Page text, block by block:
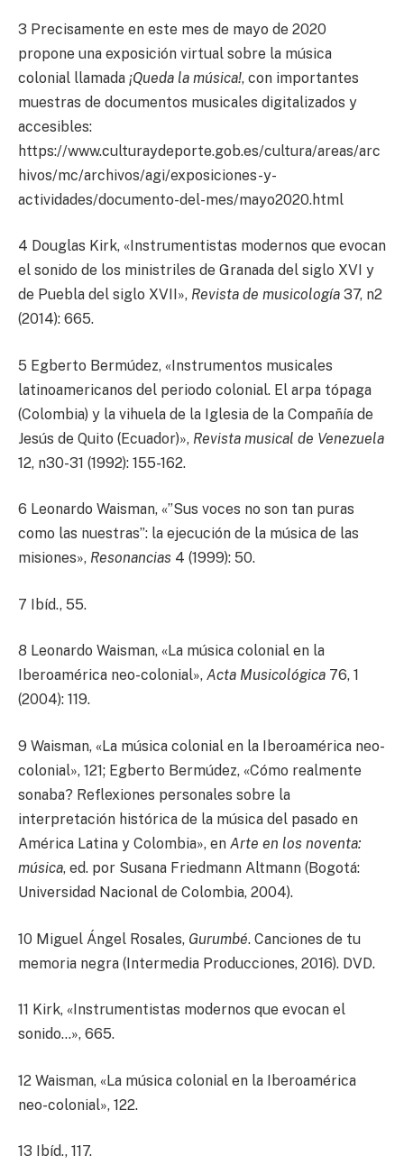
3 Precisamente en este mes de mayo de 2020
propone una exposición virtual sobre la música
colonial llamada ¡Queda la música!, con importantes
muestras de documentos musicales digitalizados y
accesibles:
https://www.culturaydeporte.gob.es/cultura/areas/arc
hivos/mc/archivos/agi/exposiciones-y-
actividades/documento-del-mes/mayo2020.html
4 Douglas Kirk, «Instrumentistas modernos que evocan
el sonido de los ministriles de Granada del siglo XVI y
de Puebla del siglo XVII», Revista de musicología 37, n2
(2014): 665.
5 Egberto Bermúdez, «Instrumentos musicales
latinoamericanos del periodo colonial. El arpa tópaga
(Colombia) y la vihuela de la Iglesia de la Compañía de
Jesús de Quito (Ecuador)», Revista musical de Venezuela
12, n30-31 (1992): 155-162.
6 Leonardo Waisman, «”Sus voces no son tan puras
como las nuestras”: la ejecución de la música de las
misiones», Resonancias 4 (1999): 50.
7 Ibíd., 55.
8 Leonardo Waisman, «La música colonial en la
Iberoamérica neo-colonial», Acta Musicológica 76, 1
(2004): 119.
9 Waisman, «La música colonial en la Iberoamérica neo-
colonial», 121; Egberto Bermúdez, «Cómo realmente
sonaba? Reflexiones personales sobre la
interpretación histórica de la música del pasado en
América Latina y Colombia», en Arte en los noventa:
música, ed. por Susana Friedmann Altmann (Bogotá:
Universidad Nacional de Colombia, 2004).
10 Miguel Ángel Rosales, Gurumbé. Canciones de tu
memoria negra (Intermedia Producciones, 2016). DVD.
11 Kirk, «Instrumentistas modernos que evocan el
sonido…», 665.
12 Waisman, «La música colonial en la Iberoamérica
neo-colonial», 122.
13 Ibíd., 117.